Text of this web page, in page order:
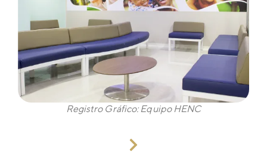
Registro Gráfico: Equipo HENC